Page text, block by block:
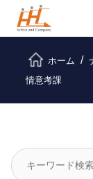
ホーム
情意考課